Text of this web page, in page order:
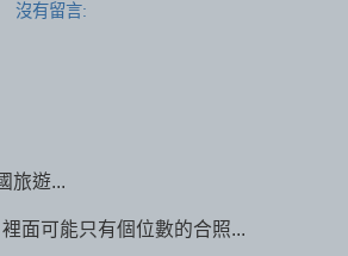
沒有留言:
旅遊...
面可能只有個位數的合照...